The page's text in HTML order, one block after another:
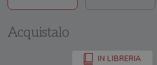
Acquistalo
IN LIBRERIA